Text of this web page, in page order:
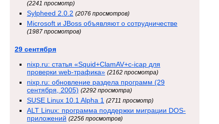
(2241 просмотр)
Sylpheed 2.0.2 (2076 просмотров)
Microsoft и JBoss объявляют о сотрудничестве
(1987 просмотров)
29 сентября
nixp.ru: статья «Squid+ClamAV+c-icap для
проверки web-трафика» (2162 просмотра)
nixp.ru: обновление раздела программ (29
сентября, 2005) (2292 просмотра)
SUSE Linux 10.1 Alpha 1 (2711 просмотр)
ALT Linux: программа поддержки миграции DOS-
приложений (2256 просмотров)